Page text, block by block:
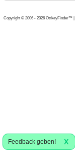
Copyright © 2006 - 2026 OtrkeyFinder™ |
Feedback geben! X